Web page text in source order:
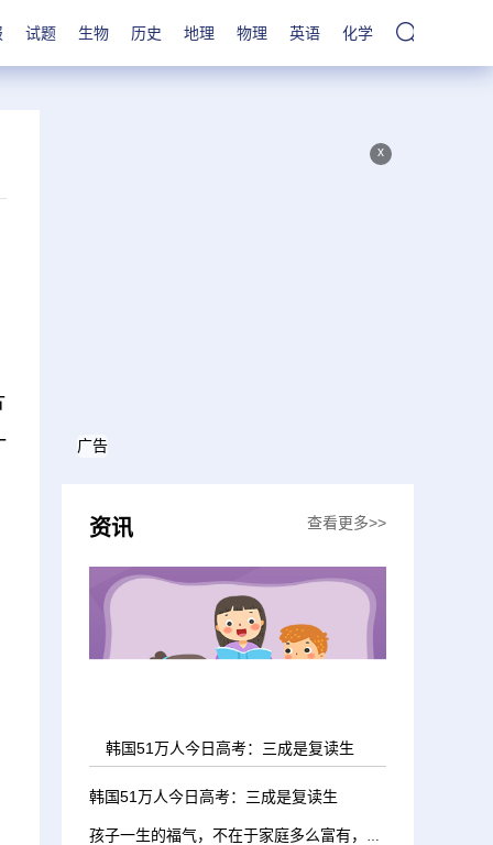
试题 生物 历史 地理 物理 英语 化学
x
广告
资讯 查看更多>>
韩国51万人今日高考：三成是复读生
韩国51万人今日高考：三成是复读生
孩子一生的福气，不在于家庭多么富有，而是……